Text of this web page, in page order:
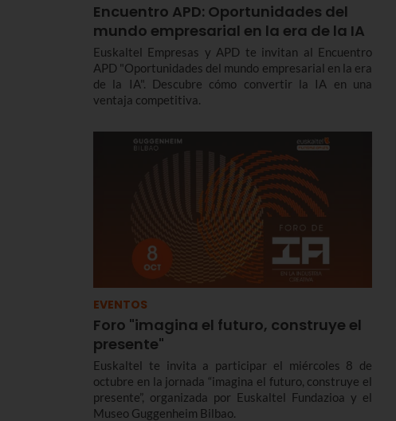
Encuentro APD: Oportunidades del
mundo empresarial en la era de la IA
Euskaltel Empresas y APD te invitan al Encuentro
APD "Oportunidades del mundo empresarial en la era
de la IA". Descubre cómo convertir la IA en una
ventaja competitiva.
EVENTOS
Foro "imagina el futuro, construye el
presente"
Euskaltel te invita a participar el miércoles 8 de
octubre en la jornada “imagina el futuro, construye el
presente”, organizada por Euskaltel Fundazioa y el
Museo Guggenheim Bilbao.